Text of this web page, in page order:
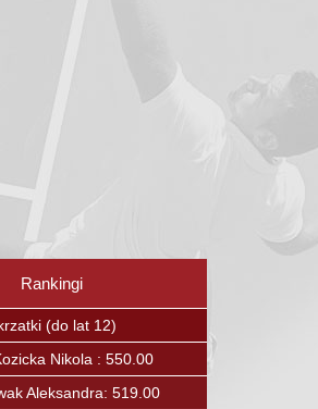
Rankingi
(do lat 12)
Boguc Jan: 375.00
Andrei: 336.75